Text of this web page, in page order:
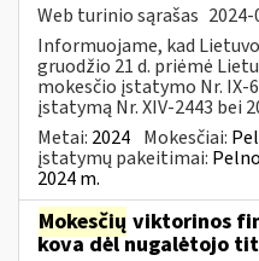
Web turinio sąrašas
Informuojame, kad
gruodžio 21 d. priėmė
mokesčio įstatymo Nr.
įstatymą Nr. XIV-2443 bei
Metai: 2024 Mokesčiai:
įstatymų pakeitimai:
2024 m.
Mokesčių viktorinos
kova dėl nugalėtojo